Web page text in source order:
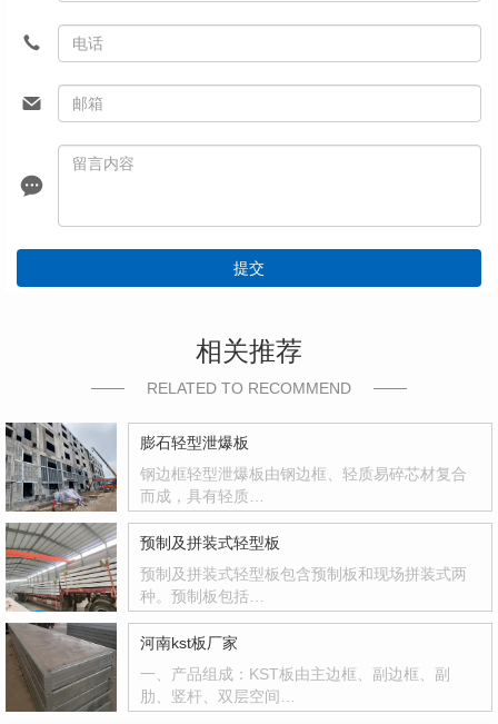
提交
相关推荐
RELATED TO RECOMMEND
膨石轻型泄爆板
钢边框轻型泄爆板由钢边框、轻质易碎芯材复合
而成，具有轻质…
预制及拼装式轻型板
预制及拼装式轻型板包含预制板和现场拼装式两
种。预制板包括…
河南kst板厂家
一、产品组成：KST板由主边框、副边框、副
肋、竖杆、双层空间…